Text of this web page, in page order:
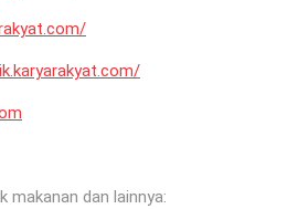
makanan dan lainnya: